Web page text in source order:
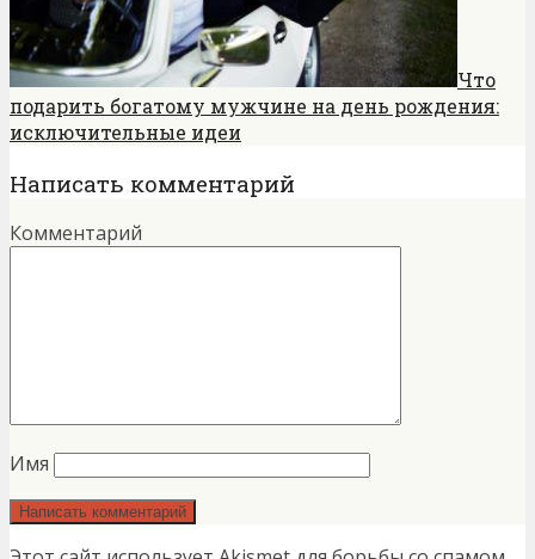
Что
подарить богатому мужчине на день рождения:
исключительные идеи
Написать комментарий
Комментарий
Имя